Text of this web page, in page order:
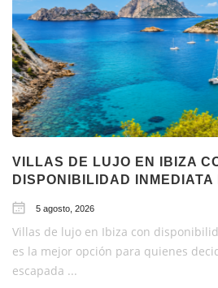
VILLAS DE LUJO EN IBIZA
DISPONIBILIDAD INMEDIATA
5 agosto, 2026
Villas de lujo en Ibiza con
es la mejor opción para quienes
escapada ...